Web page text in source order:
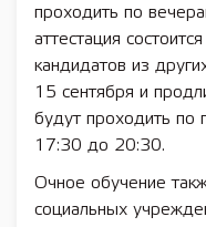
проходить по
аттестация
кандидатов из
15 сентября и
будут проходить по
17:30 до 20:30.
Очное обучение
социальных